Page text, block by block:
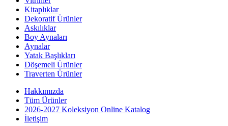
Kitaplıklar
Dekoratif Ürünler
Askılıklar
Boy Aynaları
Aynalar
Yatak Başlıkları
Döşemeli Ürünler
Traverten Ürünler
Hakkımızda
Tüm Ürünler
2026-2027 Koleksiyon Online Katalog
İletişim